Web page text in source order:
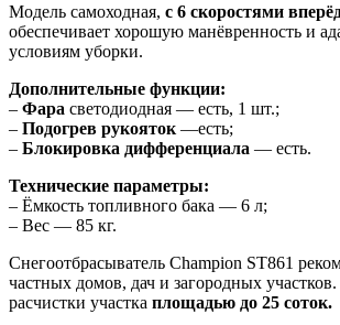
Модель самоходная, с 6 скоростями
обеспечивает хорошую манёвренность и
условиям уборки.
Дополнительные функции:
– Фара светодиодная — есть, 1 шт.;
– Подогрев рукояток —есть;
– Блокировка дифференциала — есть.
Технические параметры:
– Ёмкость топливного бака — 6 л;
– Вес — 85 кг.
Снегоотбрасыватель Champion ST861
частных домов, дач и загородных
расчистки участка площадью до 25 соток.